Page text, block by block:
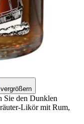
vergrößern